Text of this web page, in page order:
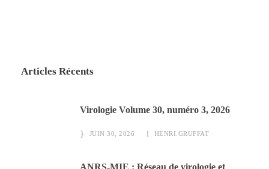
Articles Récents
Virologie Volume 30, numéro 3, 2026
JUIN 30, 2026 HENRI.GRUFFAT
ANRS-MIE : Réseau de virologie et